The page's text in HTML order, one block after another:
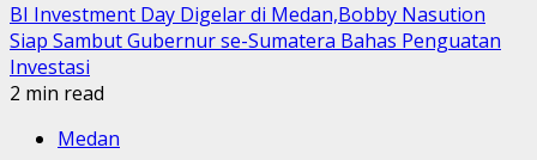
BI Investment Day Digelar di Medan,Bobby Nasution
Siap Sambut Gubernur se-Sumatera Bahas Penguatan
Investasi
2 min read
Medan